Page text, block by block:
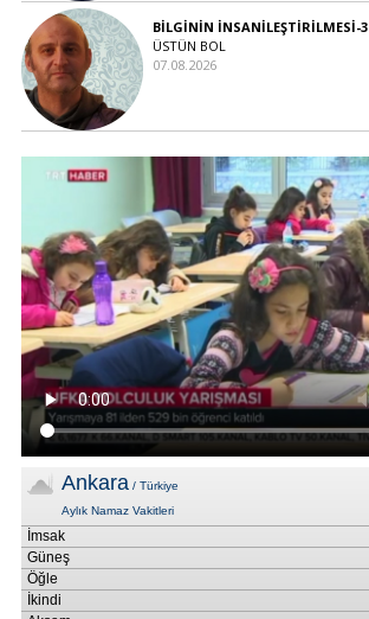
BİLGİNİN İNSANİLEŞTİRİLMESİ-3
ÜSTÜN BOL
07.08.2026